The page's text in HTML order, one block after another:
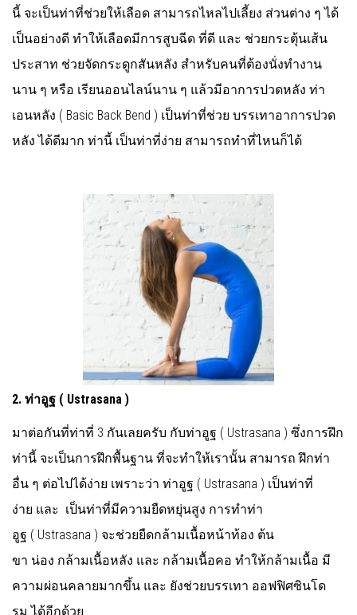
นี้ จะเป็นท่าที่ช่วยให้เลือด สามารถไหลไปเลี้ยง ส่วนต่าง ๆ ได้
เป็นอย่างดี ทำให้เลือดมีการสูบฉีด ที่ดี และ ช่วยกระตุ้นเส้น
ประสาท ช่วยจัดกระดูกสันหลัง สำหรับคนที่ต้องนั่งทำงาน
นาน ๆ หรือ เรียนออนไลน์นาน ๆ แล้วมีอาการปวดหลัง ท่า
เอนหลัง ( Basic Back Bend ) เป็นท่าที่ช่วย บรรเทาอาการปวด
หลัง ได้ดีมาก ท่านี้ เป็นท่าที่ง่าย สามารถทำที่ไหนก็ได้
2. ท่าอูฐ ( Ustrasana )
มาต่อกันที่ท่าที่ 3 กันเลยครับ กับท่าอูฐ ( Ustrasana ) ซึ่งการฝึก
ท่านี้ จะเป็นการฝึกพื้นฐาน ที่จะทำให้เรานั้น สามารถ ฝึกท่า
อื่น ๆ ต่อไปได้ง่าย เพราะว่า ท่าอูฐ ( Ustrasana ) เป็นท่าที่
ง่าย และ เป็นท่าที่มีความยืดหยุ่นสูง การทำท่า
อูฐ ( Ustrasana ) จะช่วยยืดกล้ามเนื้อหน้าท้อง ต้น
ขา น่อง กล้ามเนื้อหลัง และ กล้ามเนื้อคอ ทำให้กล้ามเนื้อ มี
ความผ่อนคลายมากขึ้น และ ยังช่วยบรรเทา ออฟฟิศซินโด
รม ได้อีกด้วย